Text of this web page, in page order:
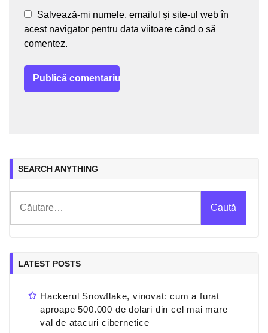
Salvează-mi numele, emailul și site-ul web în
acest navigator pentru data viitoare când o să
comentez.
SEARCH ANYTHING
după:
LATEST POSTS
Hackerul Snowflake, vinovat: cum a furat
aproape 500.000 de dolari din cel mai mare
val de atacuri cibernetice